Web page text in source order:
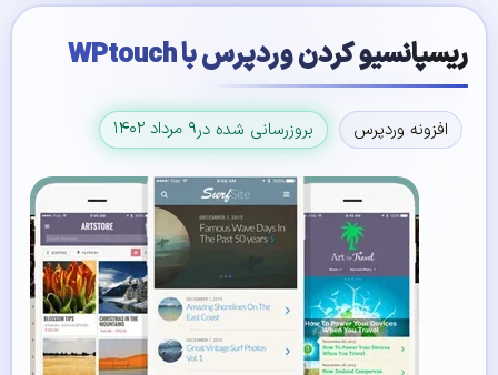
ریسپانسیو کردن وردپرس با WPtouch
افزونه وردپرس بروزرسانی شده در۹ مرداد ۱۴۰۲